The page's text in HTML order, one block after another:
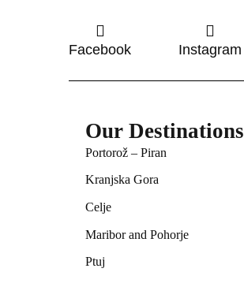
Facebook Instagram
Our Destinations
Portorož – Piran
Kranjska Gora
Celje
Maribor and Pohorje
Ptuj